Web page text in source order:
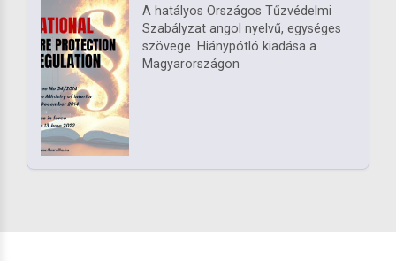
A hatályos Országos Tűzvédelmi
Szabályzat angol nyelvű, egységes
szövege. Hiánypótló kiadása a
Magyarországon